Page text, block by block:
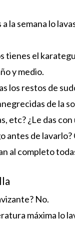
la semana lo
tienes el
y medio.
los restos de
de la
etc? ¿Le das
antes de lavarlo?
al completo
No.
máxima lo